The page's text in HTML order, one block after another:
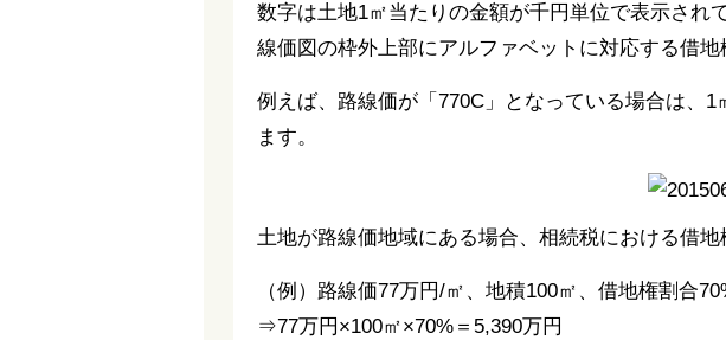
数字は土地1㎡当たりの金額が千円単位で表示され
線価図の枠外上部にアルファベットに対応する借地
例えば、路線価が「770C」となっている場合は、
ます。
土地が路線価地域にある場合、相続税における借
（例）路線価77万円/㎡、地積100㎡、借地権割合
⇒77万円×100㎡×70%＝5,390万円